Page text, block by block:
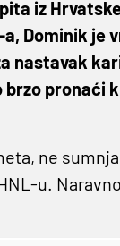
iz
Dominik je
nastavak
pronaći
ne
u.